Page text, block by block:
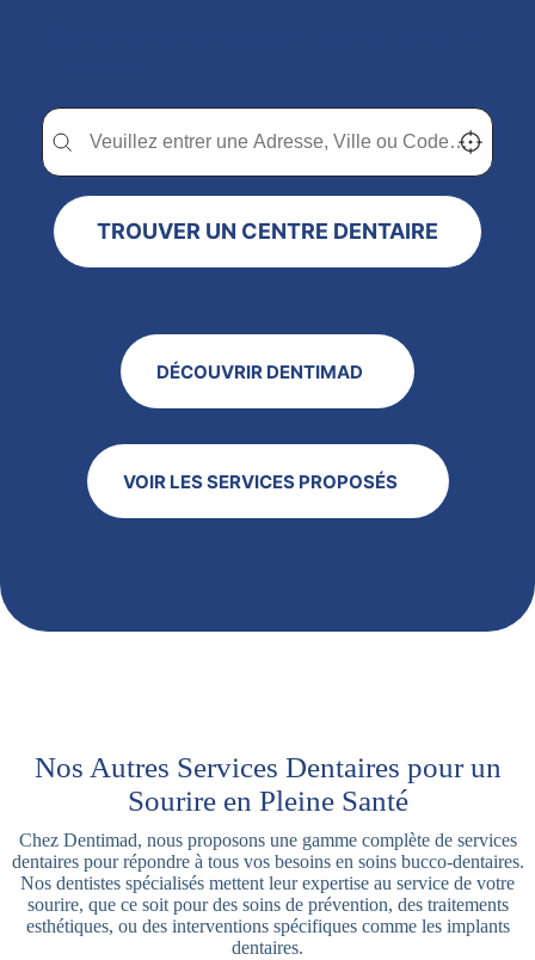
Trouver un centre dentaire Dentimad près de
Trouver un centre dentaire Dentimad près de chez vous Localisez-
TROUVER UN CENTRE DENTAIRE
DÉCOUVRIR DENTIMAD
VOIR LES SERVICES PROPOSÉS
Nos Autres Services Dentaires pour un
Sourire en Pleine Santé
Chez Dentimad, nous proposons une gamme complète de services
dentaires pour répondre à tous vos besoins en soins bucco-dentaires.
Nos dentistes spécialisés mettent leur expertise au service de votre
sourire, que ce soit pour des soins de prévention, des traitements
esthétiques, ou des interventions spécifiques comme les implants
dentaires.